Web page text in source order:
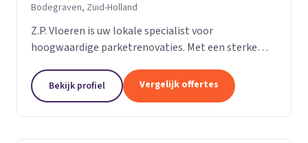
Bodegraven, Zuid-Holland
Z.P. Vloeren is uw lokale specialist voor
hoogwaardige parketrenovaties. Met een sterke
den Rijn en Gouda, bieden we onze diensten aan
zowel...
Bekijk profiel Vergelijk offertes